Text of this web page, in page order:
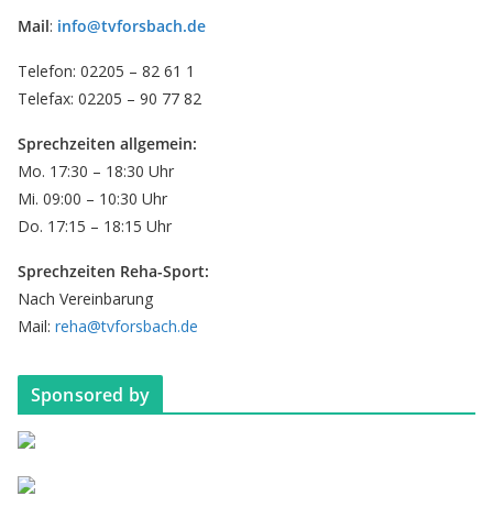
Mail: info@tvforsbach.de
Telefon: 02205 – 82 61 1
Telefax: 02205 – 90 77 82
Sprechzeiten allgemein:
Mo. 17:30 – 18:30 Uhr
Mi. 09:00 – 10:30 Uhr
Do. 17:15 – 18:15 Uhr
Sprechzeiten Reha-Sport:
Nach Vereinbarung
Mail: reha@tvforsbach.de
Sponsored by